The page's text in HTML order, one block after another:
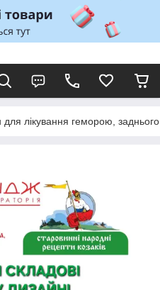
для лікування геморою,